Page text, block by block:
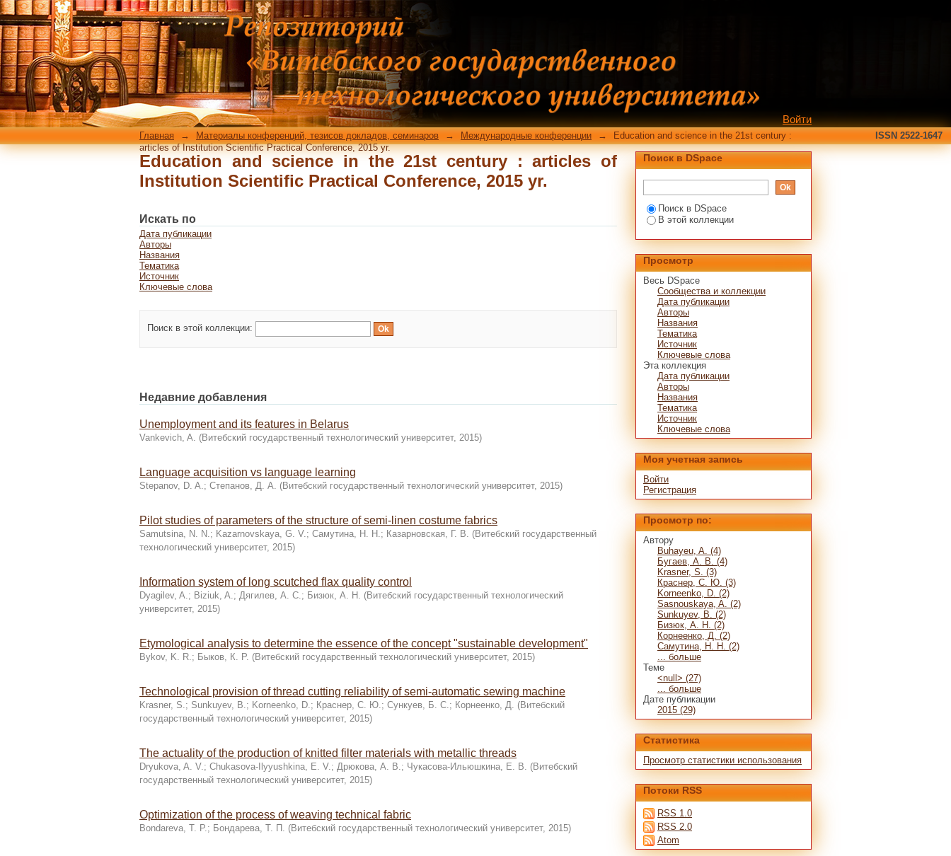
Education and science in the 21st century : articles of Institution Scientific
Practical Conference, 2015 yr.
Войти
Главная → Материалы конференций, тезисов докладов, семинаров → Международные конференции →
Education and science in the 21st century :
articles of Institution Scientific Practical Conference, 2015 yr.
ISSN 2522-1647
Education and science in the 21st century : articles of
Institution Scientific Practical Conference, 2015 yr.
Искать по
Дата публикации
Авторы
Названия
Тематика
Источник
Ключевые слова
Поиск в этой коллекции:
Недавние добавления
Unemployment and its features in Belarus
Vankevich, A. (Витебский государственный технологический университет, 2015)
Language acquisition vs language learning
Stepanov, D. A.; Степанов, Д. А. (Витебский государственный технологический университет, 2015)
Pilot studies of parameters of the structure of semi-linen costume fabrics
Samutsina, N. N.; Kazarnovskaya, G. V.; Самутина, Н. Н.; Казарновская, Г. В. (Витебский государственный
технологический университет, 2015)
Information system of long scutched flax quality control
Dyagilev, A.; Biziuk, A.; Дягилев, А. С.; Бизюк, А. Н. (Витебский государственный технологический
университет, 2015)
Etymological analysis to determine the essence of the concept "sustainable development"
Bykov, K. R.; Быков, К. Р. (Витебский государственный технологический университет, 2015)
Technological provision of thread cutting reliability of semi-automatic sewing machine
Krasner, S.; Sunkuyev, B.; Korneenko, D.; Краснер, С. Ю.; Сункуев, Б. С.; Корнеенко, Д. (Витебский
государственный технологический университет, 2015)
The actuality of the production of knitted filter materials with metallic threads
Dryukova, A. V.; Chukasova-Ilyyushkina, E. V.; Дрюкова, А. В.; Чукасова-Ильюшкина, Е. В. (Витебский
государственный технологический университет, 2015)
Optimization of the process of weaving technical fabric
Bondareva, T. P.; Бондарева, Т. П. (Витебский государственный технологический университет, 2015)
Поиск в DSpace
Поиск в DSpace
В этой коллекции
Просмотр
Весь DSpace
Сообщества и коллекции
Дата публикации
Авторы
Названия
Тематика
Источник
Ключевые слова
Эта коллекция
Дата публикации
Авторы
Названия
Тематика
Источник
Ключевые слова
Моя учетная запись
Войти
Регистрация
Просмотр по:
Автору
Buhayeu, A. (4)
Бугаев, А. В. (4)
Krasner, S. (3)
Краснер, С. Ю. (3)
Korneenko, D. (2)
Sasnouskaya, A. (2)
Sunkuyev, B. (2)
Бизюк, А. Н. (2)
Корнеенко, Д. (2)
Самутина, Н. Н. (2)
... больше
Теме
<null> (27)
... больше
Дате публикации
2015 (29)
Статистика
Просмотр статистики использования
Потоки RSS
RSS 1.0
RSS 2.0
Atom